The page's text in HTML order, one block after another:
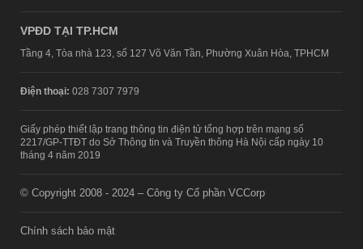
VPĐD TẠI TP.HCM
Tầng 4, Tòa nhà 123, số 127 Võ Văn Tần, Phường Xuân Hòa, TPHCM
Điện thoại: 028 7307 7979
Giấy phép thiết lập trang thông tin điện tử tổng hợp trên mạng số
2217/GP-TTĐT do Sở Thông tin và Truyền thông Hà Nội cấp ngày 10
tháng 4 năm 2019
© Copyright 2008 - 2024 – Công ty Cổ phần VCCorp
Chính sách bảo mật